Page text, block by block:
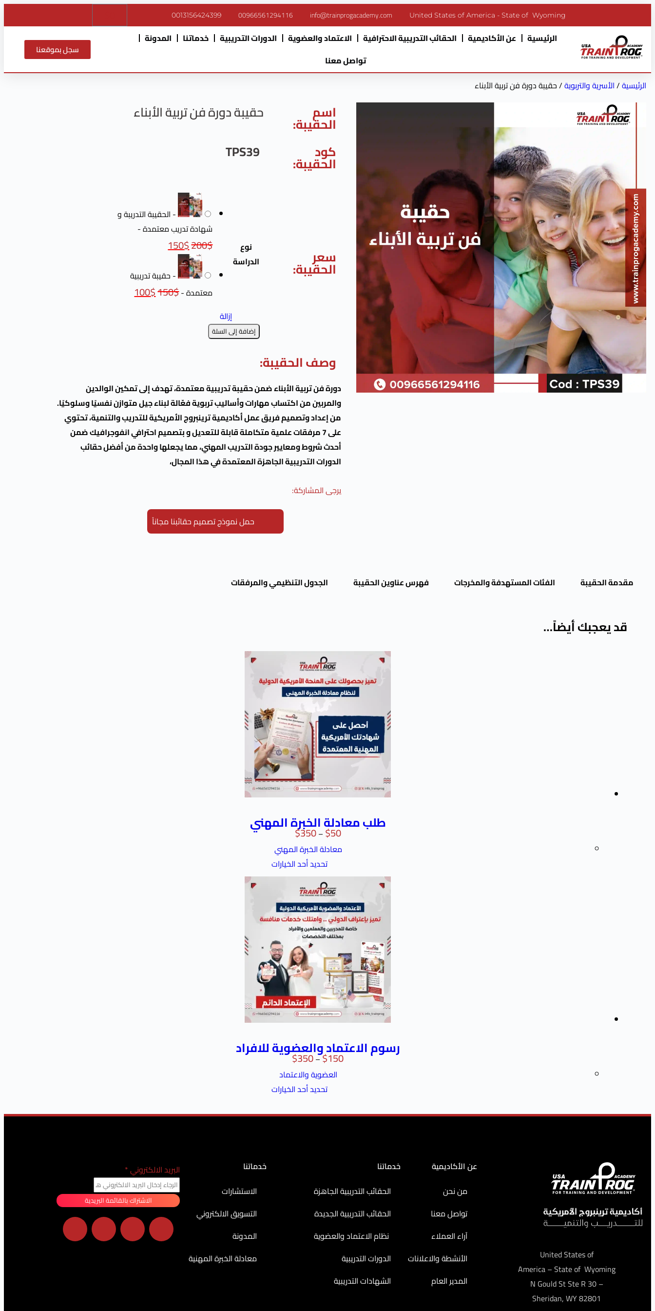
0013156424399 00966561294116 info@trainprogacademy.com United States of America - State of Wyoming
الرئيسية عن الأكاديمية الحقائب التدريبية الاحترافية الاعتماد والعضوية الدورات التدريبية خدماتنا
المدونة
تواصل معنا
سجل بموقعنا
الرئيسية/الأسرية والتربوية/ حقيبة دورة فن تربية الأبناء
اسم
الحقيبة:
حقيبة دورة فن تربية الأبناء
كود
الحقيبة:
TPS39
سعر
الحقيبة:
نوع
الدراسة
- الحقيبة التدريبة و
شهادة تدريب معتمدة-
$
200
$
150
- حقيبة تدريبية
معتمدة-
$
150
$
100
إزالة
إضافة إلى السلة
وصف الحقيبة:
دورة فن تربية الأبناء ضمن حقيبة تدريبية معتمدة، تهدف إلى تمكين الوالدين
والمربين من اكتساب مهارات وأساليب تربوية فعّالة لبناء جيل متوازن نفسيًا وسلوكيًا.
من إعداد وتصميم فريق عمل أكاديمية ترينبروج الأمريكية للتدريب والتنمية، تحتوي
على 7 مرفقات علمية متكاملة قابلة للتعديل و بتصميم احترافي انفوجرافيك ضمن
أحدث شروط ومعايير جودة التدريب المهني، مما يجعلها واحدة من أفضل حقائب
الدورات التدريبية الجاهزة المعتمدة في هذا المجال،
يرجى المشاركة:
حمل نموذج تصميم حقائبنا مجاناً
مقدمة الحقيبة الفئات المستهدفة والمخرجات فهرس عناوين الحقيبة الجدول التنظيمي والمرفقات
قد يعجبك أيضاً…
طلب معادلة الخبرة المهني
$50
–
$350
معادلة الخبرة المهني
تحديد أحد الخيارات
رسوم الاعتماد والعضوية للافراد
$150
–
$350
العضوية والاعتماد
تحديد أحد الخيارات
United States of
America – State of Wyoming
– 30 N Gould St Ste R
Sheridan, WY 82801
عن الأكاديمية
من نحن
تواصل معنا
آراء العملاء
الأنشطة والاعلانات
المدير العام
خدماتنا
الحقائب التدريبية الجاهزة
الحقائب التدريبية الجديدة
نظام الاعتماد والعضوية
الدورات التدريبية
الشهادات التدريبية
خدماتنا
الاستشارات
التسويق الالكتروني
المدونة
معادلة الخبرة المهنية
البريد الالكتروني*
الاشتراك بالقائمة البريدية